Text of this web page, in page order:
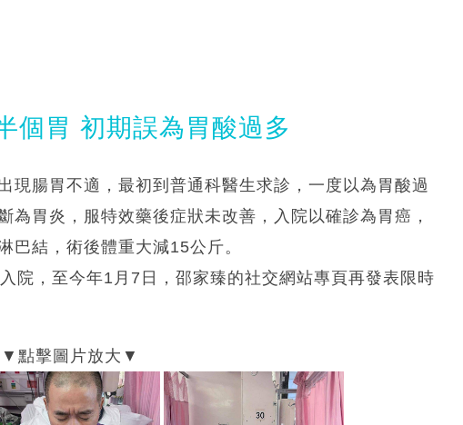
個胃 初期誤為胃酸過多
現腸胃不適，最初到普通科醫生求診，一度以為胃酸過
為胃炎，服特效藥後症狀未改善，入院以確診為胃癌，
巴結，術後體重大減15公斤。
院，至今年1月7日，邵家臻的社交網站專頁再發表限時